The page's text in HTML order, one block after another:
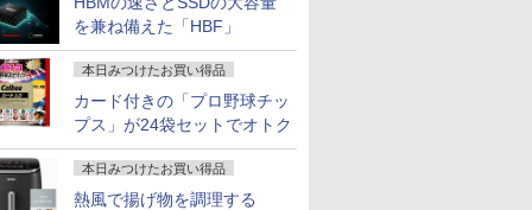
を兼ね備えた「HBF」
本日みつけたお買い得品
カード付きの「プロ野球チッ
プス」が24袋セットでオトク
本日みつけたお買い得品
熱風で揚げ物を調理する